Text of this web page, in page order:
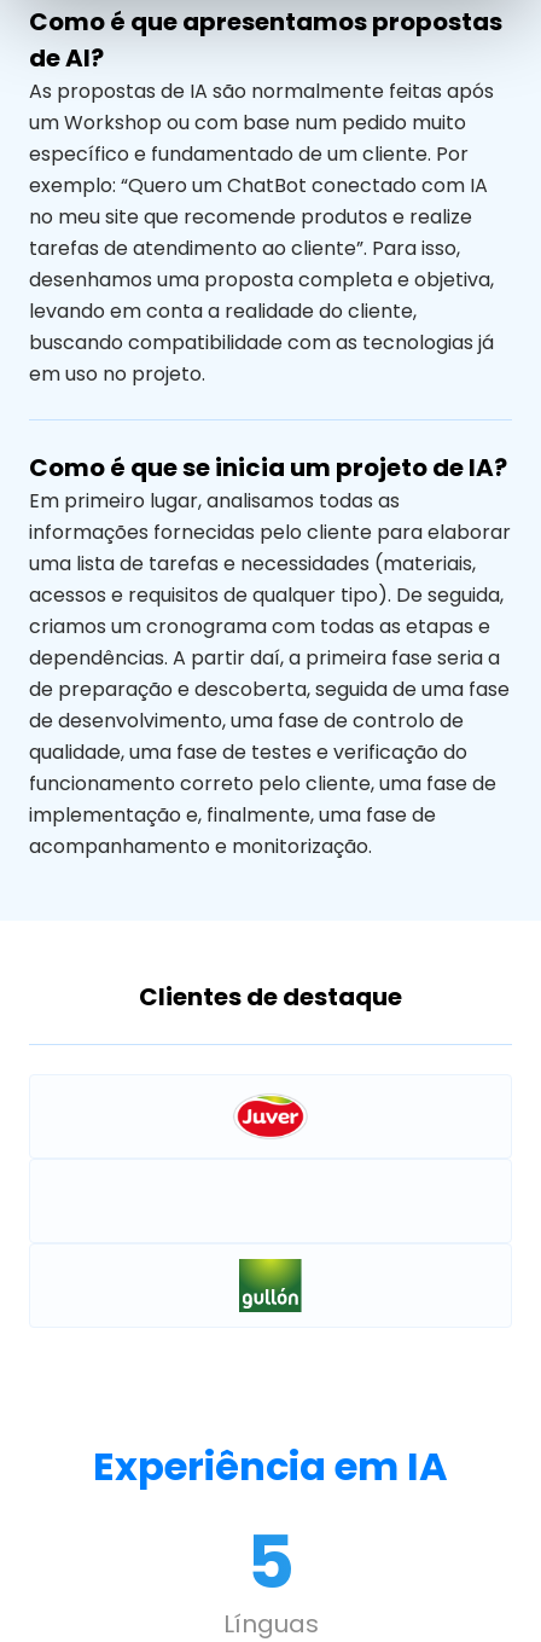
Como é que apresentamos propostas
de AI?
As propostas de IA são normalmente feitas após
um Workshop ou com base num pedido muito
específico e fundamentado de um cliente. Por
exemplo: “Quero um ChatBot conectado com IA
no meu site que recomende produtos e realize
tarefas de atendimento ao cliente”. Para isso,
desenhamos uma proposta completa e objetiva,
levando em conta a realidade do cliente,
buscando compatibilidade com as tecnologias já
em uso no projeto.
Como é que se inicia um projeto de IA?
Em primeiro lugar, analisamos todas as
informações fornecidas pelo cliente para elaborar
uma lista de tarefas e necessidades (materiais,
acessos e requisitos de qualquer tipo). De seguida,
criamos um cronograma com todas as etapas e
dependências. A partir daí, a primeira fase seria a
de preparação e descoberta, seguida de uma fase
de desenvolvimento, uma fase de controlo de
qualidade, uma fase de testes e verificação do
funcionamento correto pelo cliente, uma fase de
implementação e, finalmente, uma fase de
acompanhamento e monitorização.
Clientes de destaque
Experiência em IA
5
Línguas